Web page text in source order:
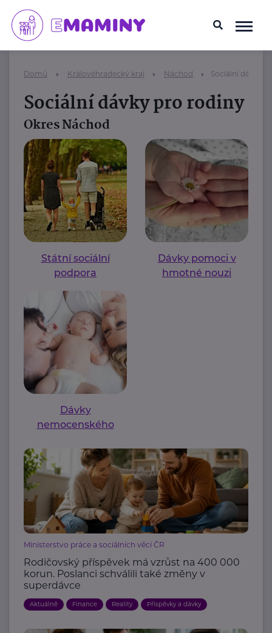
Domů Královéhradecký kraj Náchod Sociální dávky
Sociální dávky pro rodiny
Okres Náchod
Státní sociální
podpora
Dávky pomoci v
hmotné nouzi
Dávky
nemocenského
Ministerstvo práce a sociálních věcí ČR
Rodičovský příspěvek má vzrůst na 400 000
korun. Poslanci schválili také změny v
superdávce
Aktuálně Finance Reality Příspěvky a dávky